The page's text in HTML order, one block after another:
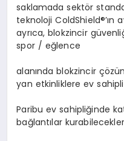
saklamada sektör
teknoloji ColdShield®’ın
ayrıca, blokzincir
spor / eğlence
alanında blokzincir
yan etkinliklere ev
Paribu ev sahipliğinde
bağlantılar